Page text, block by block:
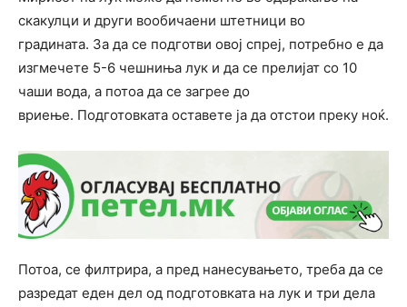
скакулци и други вообичаени штетници во
градината. За да се подготви овој спреј, потребно е да
изгмечете 5-6 чешниња лук и да се прелијат со 10
чаши вода, а потоа да се загрее до
вриење. Подготовката оставете ја да отстои преку ноќ.
Потоа, се филтрира, а пред нанесувањето, треба да се
разредат еден дел од подготовката на лук и три дела